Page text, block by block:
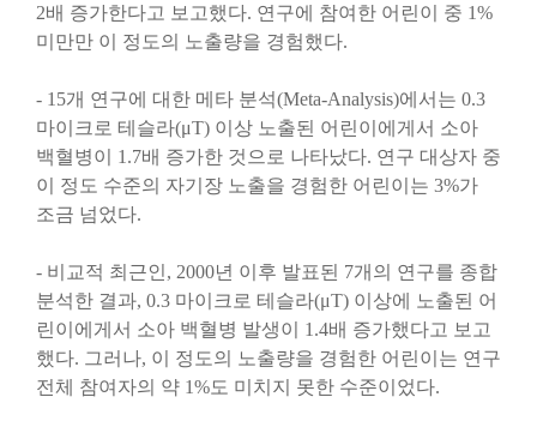
2배 증가한다고 보고했다. 연구에 참여한 어린이 중 1%
미만만 이 정도의 노출량을 경험했다.
- 15개 연구에 대한 메타 분석(Meta-Analysis)에서는 0.3
마이크로 테슬라(μT) 이상 노출된 어린이에게서 소아
백혈병이 1.7배 증가한 것으로 나타났다. 연구 대상자 중
이 정도 수준의 자기장 노출을 경험한 어린이는 3%가
조금 넘었다.
- 비교적 최근인, 2000년 이후 발표된 7개의 연구를 종합
분석한 결과, 0.3 마이크로 테슬라(μT) 이상에 노출된 어
린이에게서 소아 백혈병 발생이 1.4배 증가했다고 보고
했다. 그러나, 이 정도의 노출량을 경험한 어린이는 연구
전체 참여자의 약 1%도 미치지 못한 수준이었다.